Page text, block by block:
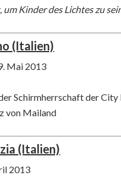
um Kinder des Lichtes zu
(Italien)
Mai 2013
Schirmherrschaft der City
von Mailand
(Italien)
2013